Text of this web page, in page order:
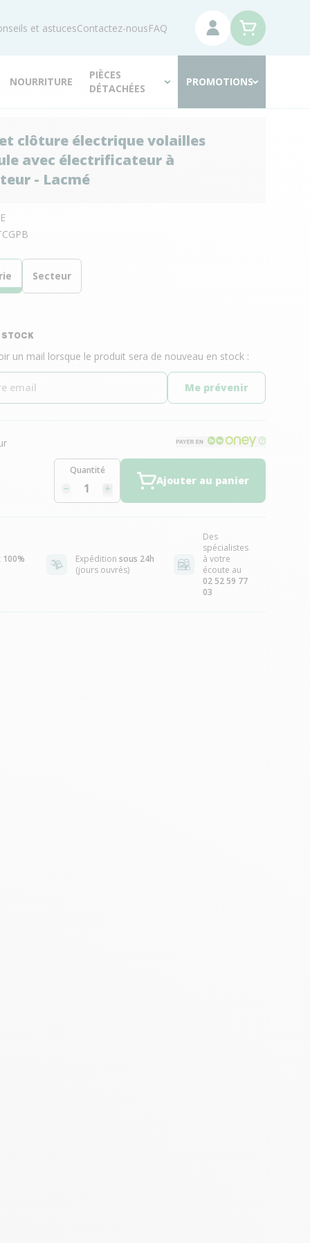
et astucesContactez-nousFAQ
NOURRITURE
PIÈCES
DÉTACHÉES
PROMOTIONS
clôture électrique volailles
avec électrificateur à
- Lacmé
Secteur
STOCK
un mail lorsque le produit sera de nouveau en stock :
Me prévenir
Quantité
Ajouter au panier
100%
Expédition sous 24h
(jours ouvrés)
Des
spécialistes
à votre
écoute au
02 52 59 77
03